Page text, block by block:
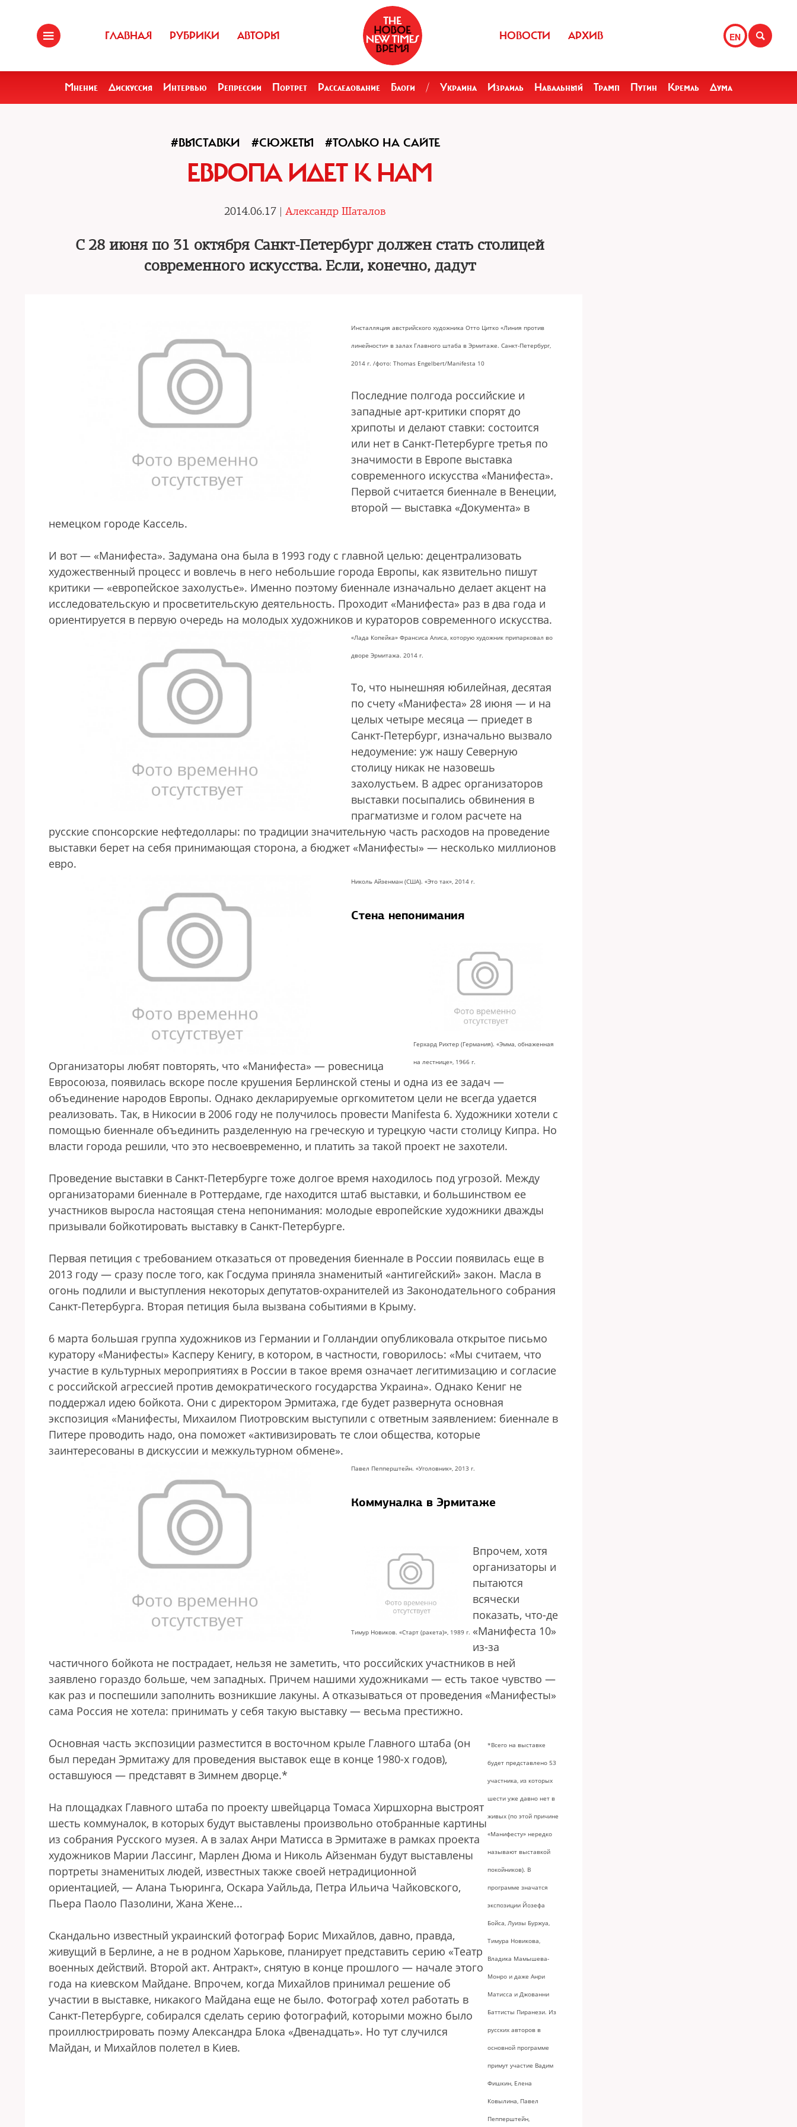
ГЛАВНАЯ РУБРИКИ АВТОРЫ EN
НОВОСТИ АРХИВ
Мнение Дискуссия Интервью Репрессии Портрет Расследование Блоги / Украина Израиль Навальный Трамп Путин Кремль Дума
#ВЫСТАВКИ #СЮЖЕТЫ #ТОЛЬКО НА САЙТЕ
ЕВРОПА ИДЕТ К НАМ
2014.06.17 | Александр Шаталов
С 28 июня по 31 октября Санкт-Петербург должен стать столицей
современного искусства. Если, конечно, дадут
Инсталляция австрийского художника Отто Цитко «Линия против
линейности» в залах Главного штаба в Эрмитаже. Санкт-Петербург,
2014 г. /фото: Thomas Engelbert/Manifesta 10
Последние полгода российские и
западные арт-критики спорят до
хрипоты и делают ставки: состоится
или нет в Санкт-Петербурге третья по
значимости в Европе выставка
современного искусства «Манифеста».
Первой считается биеннале в Венеции,
второй — выставка «Документа» в
немецком городе Кассель.
И вот — «Манифеста». Задумана она была в 1993 году с главной целью: децентрализовать
художественный процесс и вовлечь в него небольшие города Европы, как язвительно пишут
критики — «европейское захолустье». Именно поэтому биеннале изначально делает акцент на
исследовательскую и просветительскую деятельность. Проходит «Манифеста» раз в два года и
ориентируется в первую очередь на молодых художников и кураторов современного искусства.
«Лада Копейка» Франсиса Алиса, которую художник припарковал во
дворе Эрмитажа. 2014 г.
То, что нынешняя юбилейная, десятая
по счету «Манифеста» 28 июня — и на
целых четыре месяца — приедет в
Санкт-Петербург, изначально вызвало
недоумение: уж нашу Северную
столицу никак не назовешь
захолустьем. В адрес организаторов
выставки посыпались обвинения в
прагматизме и голом расчете на
русские спонсорские нефтедоллары: по традиции значительную часть расходов на проведение
выставки берет на себя принимающая сторона, а бюджет «Манифесты» — несколько миллионов
евро.
Николь Айзенман (США). «Это так», 2014 г.
Стена непонимания
Герхард Рихтер (Германия). «Эмма, обнаженная
на лестнице», 1966 г.
Организаторы любят повторять, что «Манифеста» — ровесница
Евросоюза, появилась вскоре после крушения Берлинской стены и одна из ее задач —
объединение народов Европы. Однако декларируемые оргкомитетом цели не всегда удается
реализовать. Так, в Никосии в 2006 году не получилось провести Manifesta 6. Художники хотели с
помощью биеннале объединить разделенную на греческую и турецкую части столицу Кипра. Но
власти города решили, что это несвоевременно, и платить за такой проект не захотели.
Проведение выставки в Санкт-Петербурге тоже долгое время находилось под угрозой. Между
организаторами биеннале в Роттердаме, где находится штаб выставки, и большинством ее
участников выросла настоящая стена непонимания: молодые европейские художники дважды
призывали бойкотировать выставку в Санкт-Петербурге.
Первая петиция с требованием отказаться от проведения биеннале в России появилась еще в
2013 году — сразу после того, как Госдума приняла знаменитый «антигейский» закон. Масла в
огонь подлили и выступления некоторых депутатов-охранителей из Законодательного собрания
Санкт-Петербурга. Вторая петиция была вызвана событиями в Крыму.
6 марта большая группа художников из Германии и Голландии опубликовала открытое письмо
куратору «Манифесты» Касперу Кенигу, в котором, в частности, говорилось: «Мы считаем, что
участие в культурных мероприятиях в России в такое время означает легитимизацию и согласие
с российской агрессией против демократического государства Украина». Однако Кениг не
поддержал идею бойкота. Они с директором Эрмитажа, где будет развернута основная
экспозиция «Манифесты, Михаилом Пиотровским выступили с ответным заявлением: биеннале в
Питере проводить надо, она поможет «активизировать те слои общества, которые
заинтересованы в дискуссии и межкультурном обмене».
Павел Пепперштейн. «Уголовник», 2013 г.
Коммуналка в Эрмитаже
Тимур Новиков. «Старт (ракета)», 1989 г.
Впрочем, хотя
организаторы и
пытаются
всячески
показать, что-де
«Манифеста 10»
из-за
частичного бойкота не пострадает, нельзя не заметить, что российских участников в ней
заявлено гораздо больше, чем западных. Причем нашими художниками — есть такое чувство —
как раз и поспешили заполнить возникшие лакуны. А отказываться от проведения «Манифесты»
сама Россия не хотела: принимать у себя такую выставку — весьма престижно.
*Всего на выставке
будет представлено 53
участника, из которых
шести уже давно нет в
живых (по этой причине
«Манифесту» нередко
называют выставкой
покойников). В
программе значатся
экспозиции Йозефа
Бойса, Луизы Буржуа,
Тимура Новикова,
Владика Мамышева-
Монро и даже Анри
Матисса и Джованни
Баттисты Пиранези. Из
русских авторов в
основной программе
примут участие Вадим
Фишкин, Елена
Ковылина, Павел
Пепперштейн,
Основная часть экспозиции разместится в восточном крыле Главного штаба (он
был передан Эрмитажу для проведения выставок еще в конце 1980-х годов),
оставшуюся — представят в Зимнем дворце.*
На площадках Главного штаба по проекту швейцарца Томаса Хиршхорна выстроят
шесть коммуналок, в которых будут выставлены произвольно отобранные картины
из собрания Русского музея. А в залах Анри Матисса в Эрмитаже в рамках проекта
художников Марии Лассинг, Марлен Дюма и Николь Айзенман будут выставлены
портреты знаменитых людей, известных также своей нетрадиционной
ориентацией, — Алана Тьюринга, Оскара Уайльда, Петра Ильича Чайковского,
Пьера Паоло Пазолини, Жана Жене...
Скандально известный украинский фотограф Борис Михайлов, давно, правда,
живущий в Берлине, а не в родном Харькове, планирует представить серию «Театр
военных действий. Второй акт. Антракт», снятую в конце прошлого — начале этого
года на киевском Майдане. Впрочем, когда Михайлов принимал решение об
участии в выставке, никакого Майдана еще не было. Фотограф хотел работать в
Санкт-Петербурге, собирался сделать серию фотографий, которыми можно было
проиллюстрировать поэму Александра Блока «Двенадцать». Но тут случился
Майдан, и Михайлов полетел в Киев.